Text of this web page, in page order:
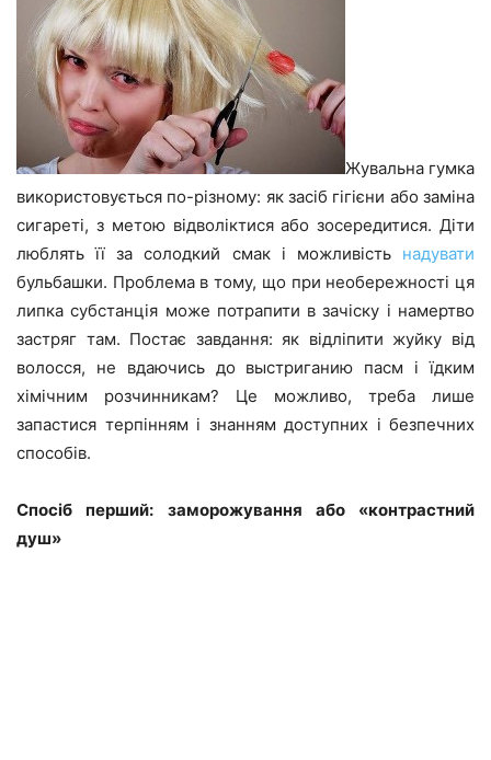
Жувальна гумка
використовується по-різному: як засіб гігієни або заміна
сигареті, з метою відволіктися або зосередитися. Діти
люблять її за солодкий смак і можливість надувати
бульбашки. Проблема в тому, що при необережності ця
липка субстанція може потрапити в зачіску і намертво
застряг там. Постає завдання: як відліпити жуйку від
волосся, не вдаючись до выстриганию пасм і їдким
хімічним розчинникам? Це можливо, треба лише
запастися терпінням і знанням доступних і безпечних
способів.
Спосіб перший: заморожування або «контрастний
душ»